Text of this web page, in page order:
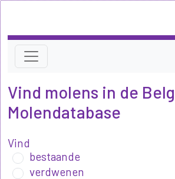
Vind molens in de
Molendatabase
Vind
bestaande
verdwenen